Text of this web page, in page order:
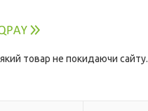
товар не покидаючи сайту.